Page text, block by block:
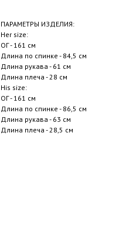
ПАРАМЕТРЫ ИЗДЕЛИЯ:
Her size:
ОГ - 161 см
Длина по спинке - 84,5 см
Длина рукава - 61 см
Длина плеча - 28 см
His size:
ОГ - 161 см
Длина по спинке - 86,5 см
Длина рукава - 63 см
Длина плеча - 28,5 см